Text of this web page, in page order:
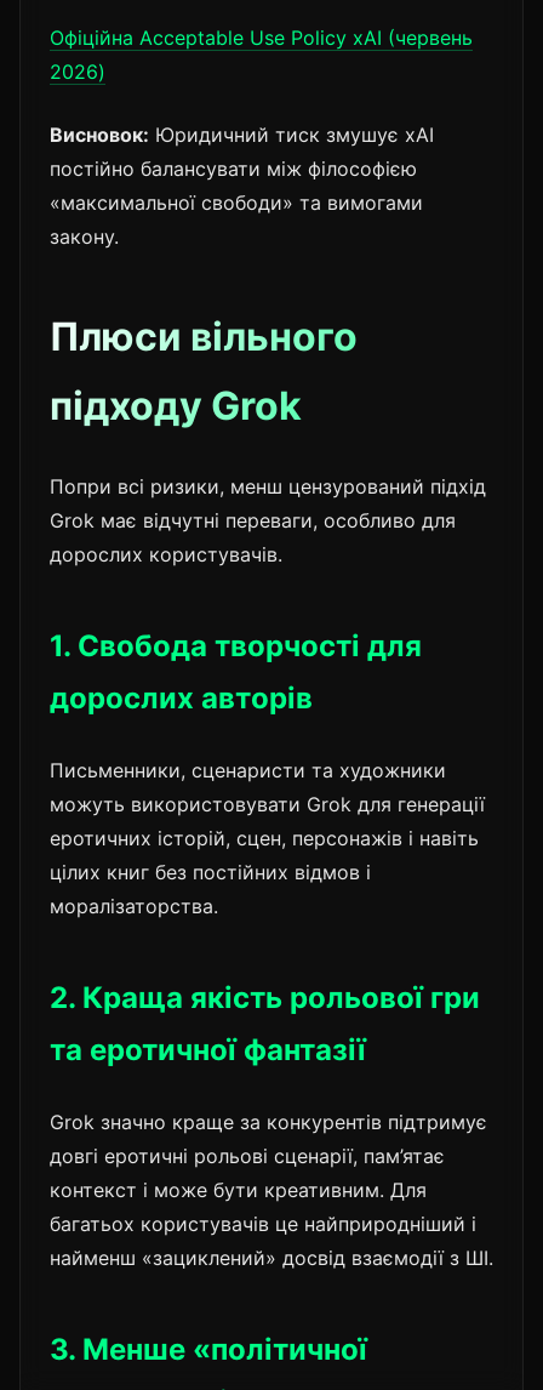
Офіційна Acceptable Use Policy xAI (червень
2026)
Висновок: Юридичний тиск змушує xAI
постійно балансувати між філософією
«максимальної свободи» та вимогами
закону.
Плюси вільного
підходу Grok
Попри всі ризики, менш цензурований підхід
Grok має відчутні переваги, особливо для
дорослих користувачів.
1. Свобода творчості для
дорослих авторів
Письменники, сценаристи та художники
можуть використовувати Grok для генерації
еротичних історій, сцен, персонажів і навіть
цілих книг без постійних відмов і
моралізаторства.
2. Краща якість рольової гри
та еротичної фантазії
Grok значно краще за конкурентів підтримує
довгі еротичні рольові сценарії, пам’ятає
контекст і може бути креативним. Для
багатьох користувачів це найприродніший і
найменш «зациклений» досвід взаємодії з ШІ.
3. Менше «політичної